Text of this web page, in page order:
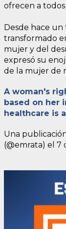
ofrecen a
Desde hace un
transformado
mujer y del
expresó su
de la mujer de
A woman's
based on her
healthcare is
Una
(@emrata) el 7